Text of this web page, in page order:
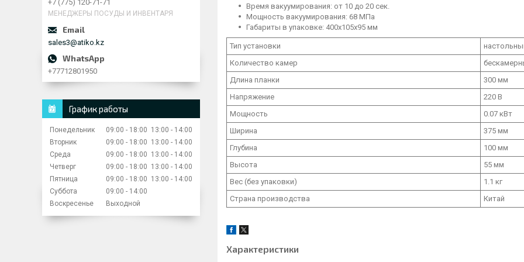
Время вакуумирования: от 10 до 20 сек.
Мощность вакуумирования: 68 МПа
Габариты в упаковке: 400х105х95 мм
Тип установки
Количество камер
Длина планки
300 мм
Напряжение
220 В
Мощность
0.07 кВт
Ширина
375 мм
Глубина
100 мм
Высота
55 мм
Вес (без упаковки)
1.1 кг
Страна производства
Китай
Характеристики
+7 (775) 120-71-71
МЕНЕДЖЕРЫ ПОСУДЫ И ИНВЕНТАРЯ
sales3@atiko.kz
+77712801950
График работы
Понедельник 09:00 18:00 13:00
14:00
Вторник
09:00 18:00 13:00
14:00
Среда
09:00 18:00 13:00
14:00
Четверг
09:00 18:00 13:00
14:00
Пятница
09:00 18:00 13:00
14:00
Суббота
09:00
14:00
Воскресенье
Выходной